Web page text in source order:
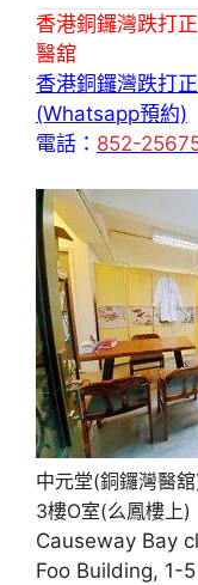
香港銅鑼灣跌打
醫舘
香港銅鑼灣跌打
(Whatsapp預約)
電話： 852-
中元堂(銅鑼灣醫
3樓O室(么鳳樓上)
Causeway Bay
Foo Building, 1-